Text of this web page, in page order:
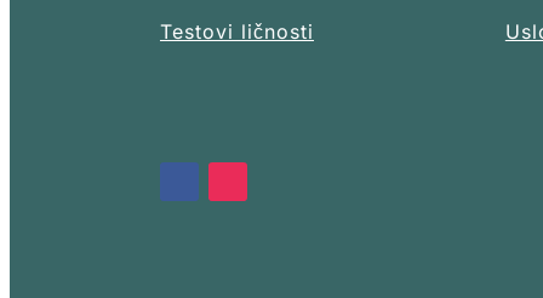
Testovi ličnosti